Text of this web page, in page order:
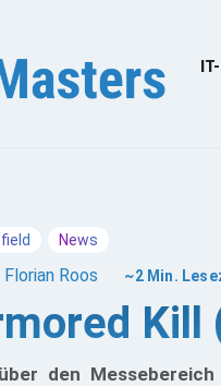
News
Florian Roos ~2 Min.
Kill
den